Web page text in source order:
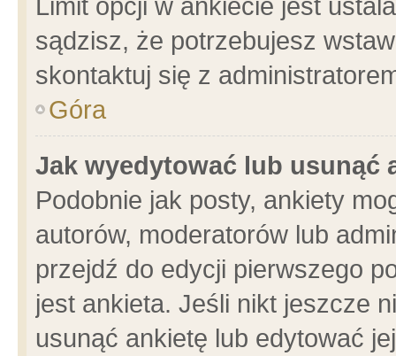
sądzisz, że potrzebujesz
skontaktuj się z
Góra
Jak wyedytować lub usunąć
Podobnie jak posty, ankiety
autorów, moderatorów lub
przejdź do edycji pierwszego
jest ankieta. Jeśli nikt jeszcze
usunąć ankietę lub edytować